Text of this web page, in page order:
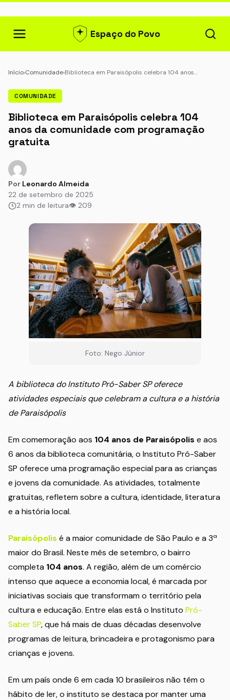
Espaço do Povo
Início›Comunidade›Biblioteca em Paraisópolis celebra 104 anos…
COMUNIDADE
Biblioteca em Paraisópolis celebra 104
anos da comunidade com programação
gratuita
Por Leonardo Almeida
22 de setembro de 2025
2 min de leitura👁 209
Foto: Nego Júnior
A biblioteca do Instituto Pró-Saber SP oferece
atividades especiais que celebram a cultura e a história
de Paraisópolis
Em comemoração aos 104 anos de Paraisópolis e aos
6 anos da biblioteca comunitária, o Instituto Pró-Saber
SP oferece uma programação especial para as crianças
e jovens da comunidade. As atividades, totalmente
gratuitas, refletem sobre a cultura, identidade, literatura
e a história local.
Paraisópolis é a maior comunidade de São Paulo e a 3ª
maior do Brasil. Neste mês de setembro, o bairro
completa 104 anos. A região, além de um comércio
intenso que aquece a economia local, é marcada por
iniciativas sociais que transformam o território pela
cultura e educação. Entre elas está o Instituto Pró-
Saber SP, que há mais de duas décadas desenvolve
programas de leitura, brincadeira e protagonismo para
crianças e jovens.
Em um país onde 6 em cada 10 brasileiros não têm o
hábito de ler, o instituto se destaca por manter uma